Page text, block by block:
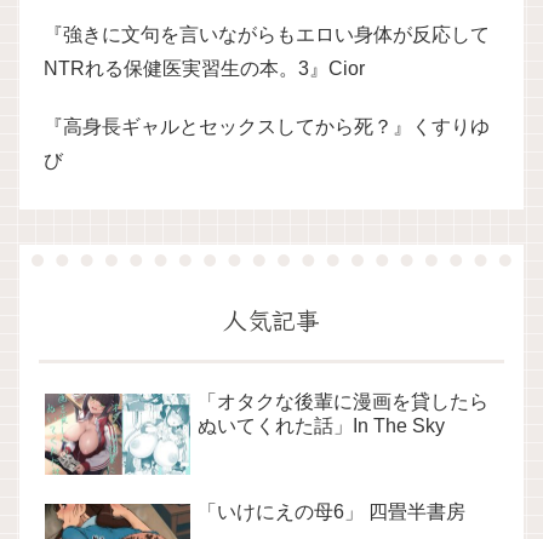
『強きに文句を言いながらもエロい身体が反応して
NTRれる保健医実習生の本。3』Cior
『高身長ギャルとセックスしてから死？』くすりゆ
び
人気記事
「オタクな後輩に漫画を貸したら
ぬいてくれた話」In The Sky
「いけにえの母6」 四畳半書房